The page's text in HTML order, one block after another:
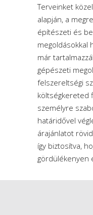
Terveinket
alapján, a
építészeti és
megoldásokkal
már
gépészeti
felszereltségi
költségkereted
személyre
határidővel
árajánlatot
így biztosítva,
gördülékenyen